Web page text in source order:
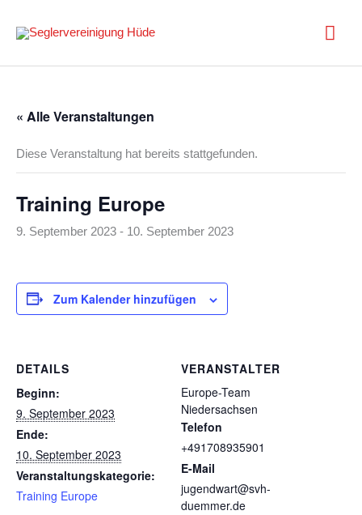
Inhalt
springen
« Alle Veranstaltungen
Diese Veranstaltung hat bereits stattgefunden.
Training Europe
9. September 2023 - 10. September 2023
Zum Kalender hinzufügen
DETAILS
Beginn:
9. September 2023
Ende:
10. September 2023
Veranstaltungskategorie:
Training Europe
VERANSTALTER
Europe-Team
Niedersachsen
Telefon
+491708935901
E-Mail
jugendwart@svh-
duemmer.de